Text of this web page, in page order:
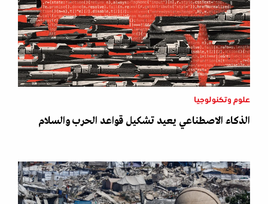
علوم وتكنولوجيا
الذكاء الاصطناعي يعيد تشكيل قواعد الحرب والسلام